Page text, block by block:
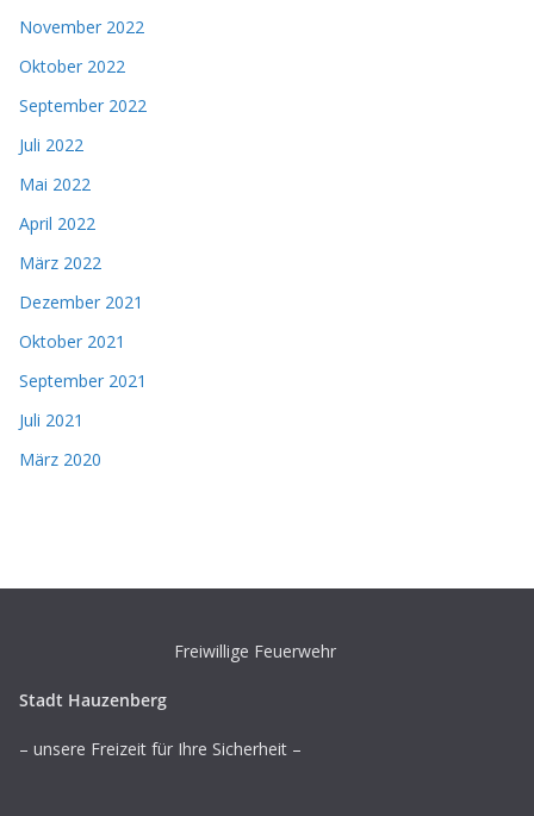
November 2022
Oktober 2022
September 2022
Juli 2022
Mai 2022
April 2022
März 2022
Dezember 2021
Oktober 2021
September 2021
Juli 2021
März 2020
Freiwillige Feuerwehr
Stadt Hauzenberg
– unsere Freizeit für Ihre Sicherheit –